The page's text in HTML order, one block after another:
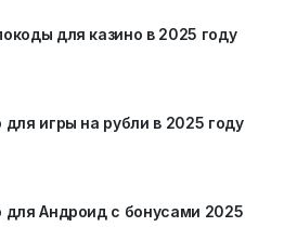
для казино в 2025 году
игры на рубли в 2025 году
для Андроид с бонусами 2025